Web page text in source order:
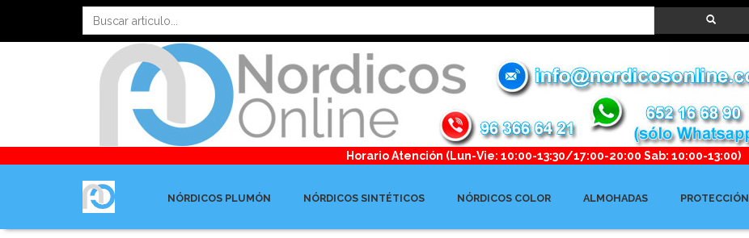
Horario Atención (Lun-Vie: 10:00-13:30/17:00-20:00 Sab: 10:00-13:00)
NÓRDICOS PLUMÓN NÓRDICOS SINTÉTICOS NÓRDICOS COLOR ALMOHADAS PROTECCIÓN